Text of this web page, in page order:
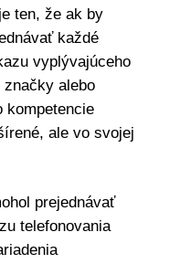
ten, že ak by
každé
vyplývajúceho
alebo
kompetencie
ale vo svojej
prejednávať
telefonovania